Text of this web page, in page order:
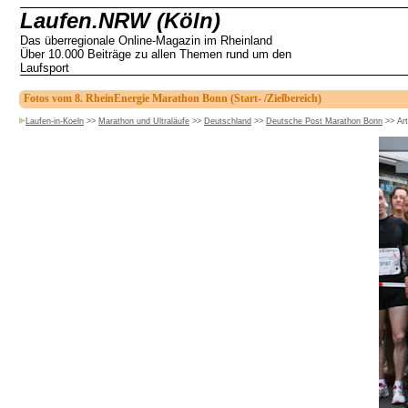
Laufen.NRW (Köln)
Das überregionale Online-Magazin im Rheinland
Über 10.000 Beiträge zu allen Themen rund um den
Laufsport
Fotos vom 8. RheinEnergie Marathon Bonn (Start- /Zielbereich)
Laufen-in-Koeln >> Marathon und Ultraläufe >> Deutschland >> Deutsche Post Marathon Bonn >>